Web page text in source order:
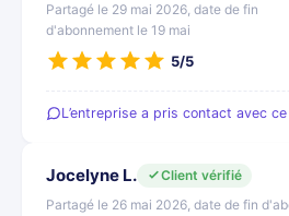
Partagé le 29 mai 2026, date de fin
d'abonnement le 19 mai
5/5
L’entreprise a pris contact avec
Jocelyne L.
Client vérifié
Partagé le 26 mai 2026, date de fin